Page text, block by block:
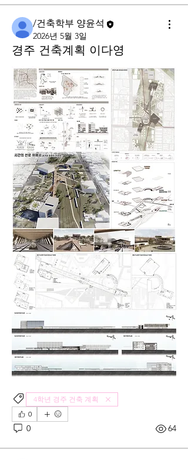
/건축학부 양윤석
2026년 5월 3일
경주 건축계획 이다영
4학년 경주 건축 계획
0
0 64